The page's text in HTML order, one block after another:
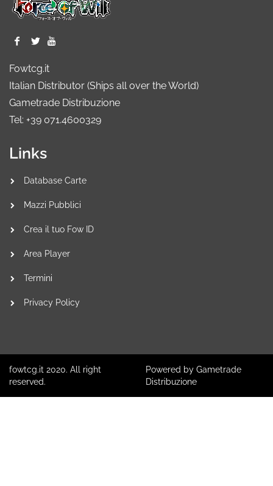
Fowtcg.it
Italian Distributor (Ships all over the World)
Gametrade Distribuzione
Tel: +39 071.4600329
Links
Database Carte
Mazzi Pubblici
Crea il tuo Fow ID
Area Player
Termini
Privacy Policy
fowtcg.it 2020. All right
reserved.
Powered by Gametrade
Distribuzione